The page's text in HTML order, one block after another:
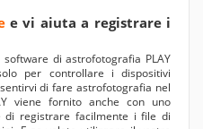
e vi aiuta a registrare i
di astrofotografia PLAY
per controllare i dispositivi
di fare astrofotografia nel
viene fornito anche con uno
di registrare facilmente i file di